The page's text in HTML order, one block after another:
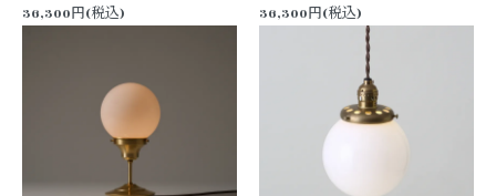
36,300円(税込) 36,300円(税込)